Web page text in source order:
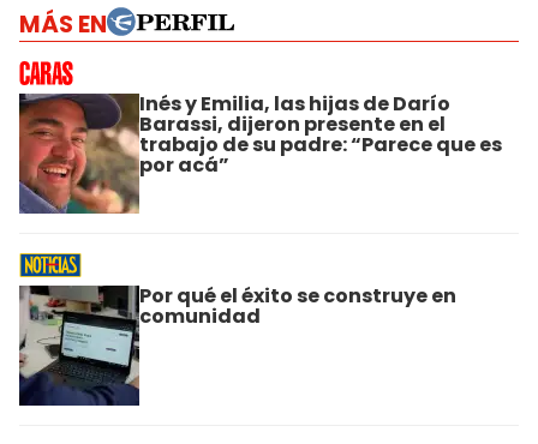
MÁS EN
Inés y Emilia, las hijas de Darío
Barassi, dijeron presente en el
trabajo de su padre: “Parece que es
por acá”
Por qué el éxito se construye en
comunidad